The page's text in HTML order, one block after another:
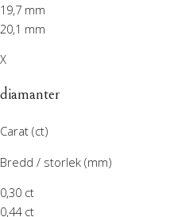
19,7 mm
20,1 mm
X
diamanter
Carat (ct)
Bredd / storlek (mm)
0,30 ct
0,44 ct